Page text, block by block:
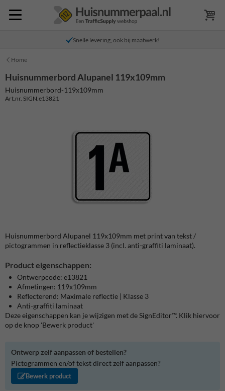
Snelle levering, ook bij maatwerk!
Home
Huisnummerbord Alupanel 119x109mm
Huisnummerbord-119x109mm
Art.nr. SIGN.e13821
Huisnummerbord Alupanel 119x109mm met print van tekst /
pictogrammen in reflectieklasse 3 (incl. anti-graffiti laminaat).
Product eigenschappen:
Ontwerpcode: e13821
Afmetingen: 119x109mm
Reflecterend: Maximale reflectie | Klasse 3
Anti-graffiti laminaat
Deze eigenschappen kan je wijzigen met de SignEditor™. Klik hiervoor
op de knop 'Bewerk product'
Ontwerp zelf aanpassen of bestellen?
Pictogrammen en/of tekst direct zelf aanpassen?
Bewerk product